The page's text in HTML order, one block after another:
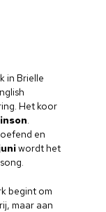
in Brielle
Het koor
.
en
wordt het
begint om
maar aan